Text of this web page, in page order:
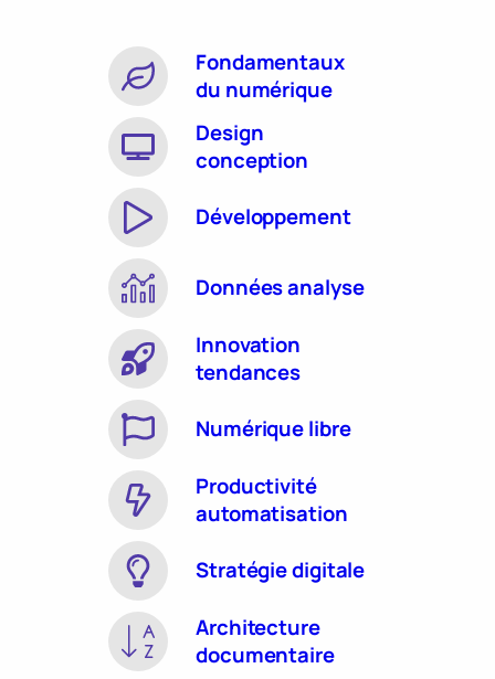
Fondamentaux
du numérique
Design
conception
Développement
Données analyse
Innovation
tendances
Numérique libre
Productivité
automatisation
Stratégie digitale
Architecture
documentaire